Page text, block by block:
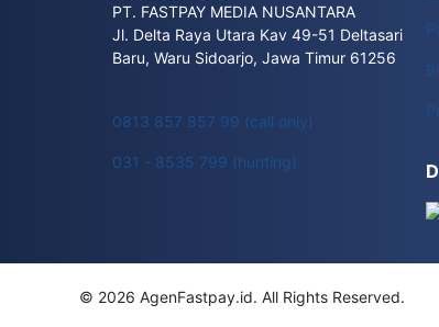
PT. FASTPAY MEDIA NUSANTARA
Jl. Delta Raya Utara Kav 49-51 Deltasari
Baru, Waru Sidoarjo, Jawa Timur 61256
0813 857 857 99 (call only)
031 - 8535 799 (hunting)
© 2026 AgenFastpay.id. All Rights Reserved.